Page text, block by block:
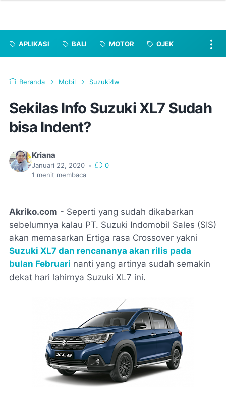
APLIKASI BALI MOTOR OJEK
Beranda Mobil Suzuki4w
Sekilas Info Suzuki XL7 Sudah
bisa Indent?
Kriana
Januari 22, 2020 •
0
1 menit membaca
Akriko.com - Seperti yang sudah dikabarkan
sebelumnya kalau PT. Suzuki Indomobil Sales (SIS)
akan memasarkan Ertiga rasa Crossover yakni
Suzuki XL7 dan rencananya akan rilis pada
bulan Februari nanti yang artinya sudah semakin
dekat hari lahirnya Suzuki XL7 ini.